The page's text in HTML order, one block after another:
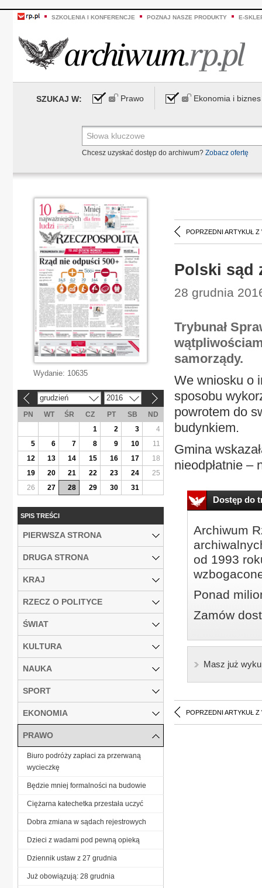
SZKOLENIA I KONFERENCJE POZNAJ NASZE PRODUKTY E-
SZUKAJ W: Prawo Ekonomia i biznes
Chcesz uzyskać dostęp do archiwum? Zobacz ofertę
POPRZEDNI ARTYKUŁ Z
Polski sąd
28 grudnia
Trybunał
samorządy.
We wniosku o
sposobu
powrotem do
budynkiem.
Gmina
nieodpłatnie –
Dostęp do
Archiwum
od 1993
Ponad
Zamów
Masz już
POPRZEDNI ARTYKUŁ Z
Wydanie: 10635
grudzień 2016
PN WT ŚR CZ PT SB
ND
1
2 3
4
5
6 7 8 9 10
11
12
13 14 15 16 17
18
19
20 21 22 23 24
25
26
27 28 29 30 31
SPIS TREŚCI
PIERWSZA STRONA
DRUGA STRONA
KRAJ
RZECZ O POLITYCE
ŚWIAT
KULTURA
NAUKA
SPORT
EKONOMIA
PRAWO
Biuro podróży zapłaci za przerwaną
wycieczkę
Będzie mniej formalności na budowie
Ciężarna katechetka przestała uczyć
Dobra zmiana w sądach rejestrowych
Dzieci z wadami pod pewną opieką
Dziennik ustaw z 27 grudnia
Już obowiązują: 28 grudnia